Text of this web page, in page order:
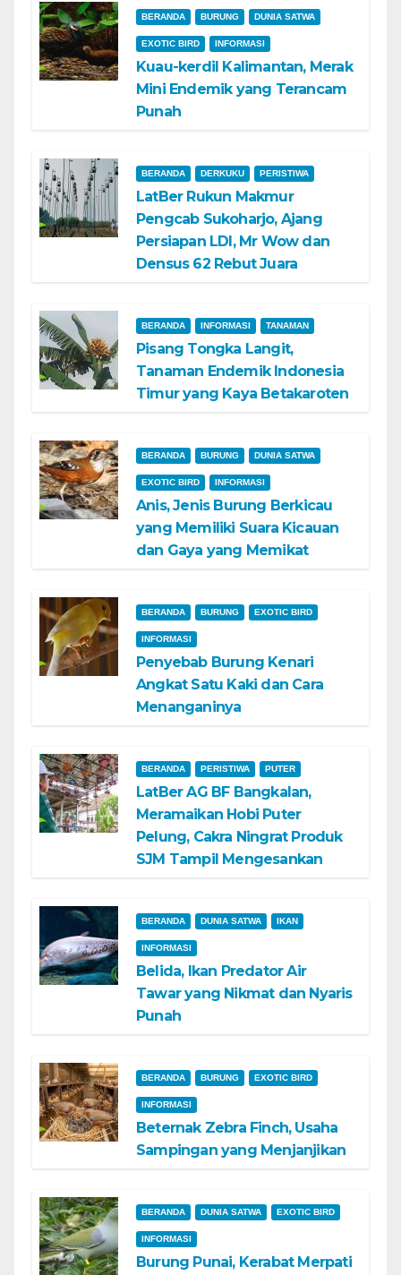
BERANDA BURUNG DUNIA SATWA
EXOTIC BIRD INFORMASI
Kuau-kerdil Kalimantan, Merak
Mini Endemik yang Terancam
Punah
BERANDA DERKUKU PERISTIWA
LatBer Rukun Makmur
Pengcab Sukoharjo, Ajang
Persiapan LDI, Mr Wow dan
Densus 62 Rebut Juara
BERANDA INFORMASI TANAMAN
Pisang Tongka Langit,
Tanaman Endemik Indonesia
Timur yang Kaya Betakaroten
BERANDA BURUNG DUNIA SATWA
EXOTIC BIRD INFORMASI
Anis, Jenis Burung Berkicau
yang Memiliki Suara Kicauan
dan Gaya yang Memikat
BERANDA BURUNG EXOTIC BIRD
INFORMASI
Penyebab Burung Kenari
Angkat Satu Kaki dan Cara
Menanganinya
BERANDA PERISTIWA PUTER
LatBer AG BF Bangkalan,
Meramaikan Hobi Puter
Pelung, Cakra Ningrat Produk
SJM Tampil Mengesankan
BERANDA DUNIA SATWA IKAN
INFORMASI
Belida, Ikan Predator Air
Tawar yang Nikmat dan Nyaris
Punah
BERANDA BURUNG EXOTIC BIRD
INFORMASI
Beternak Zebra Finch, Usaha
Sampingan yang Menjanjikan
BERANDA DUNIA SATWA EXOTIC BIRD
INFORMASI
Burung Punai, Kerabat Merpati